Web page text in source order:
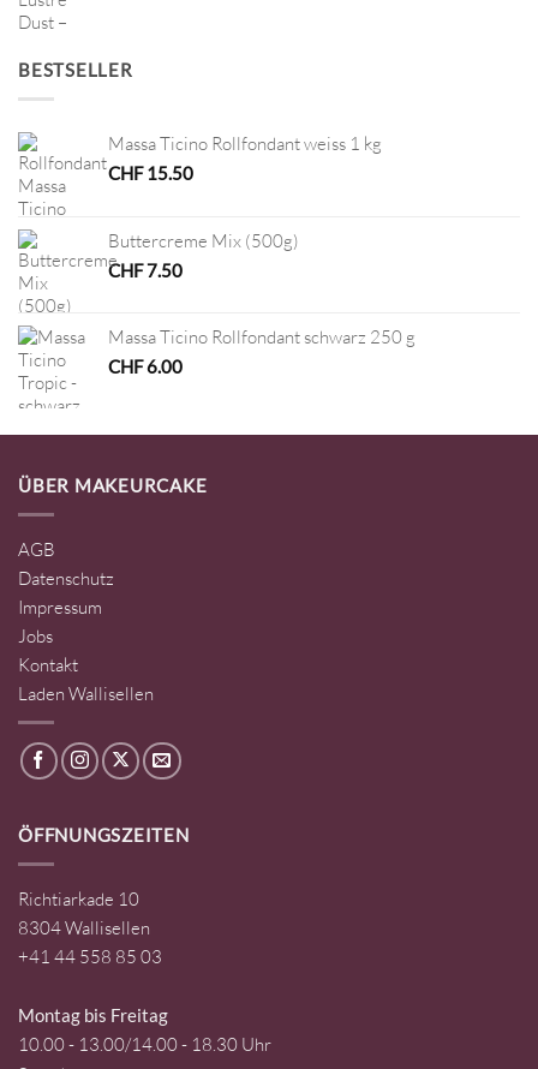
BESTSELLER
Massa Ticino Rollfondant weiss 1 kg
CHF15.50
Buttercreme Mix (500g)
CHF7.50
Massa Ticino Rollfondant schwarz 250 g
CHF6.00
ÜBER MAKEURCAKE
AGB
Datenschutz
Impressum
Jobs
Kontakt
Laden Wallisellen
ÖFFNUNGSZEITEN
Richtiarkade 10
8304 Wallisellen
+41 44 558 85 03
Montag bis Freitag
10.00 - 13.00/14.00 - 18.30 Uhr